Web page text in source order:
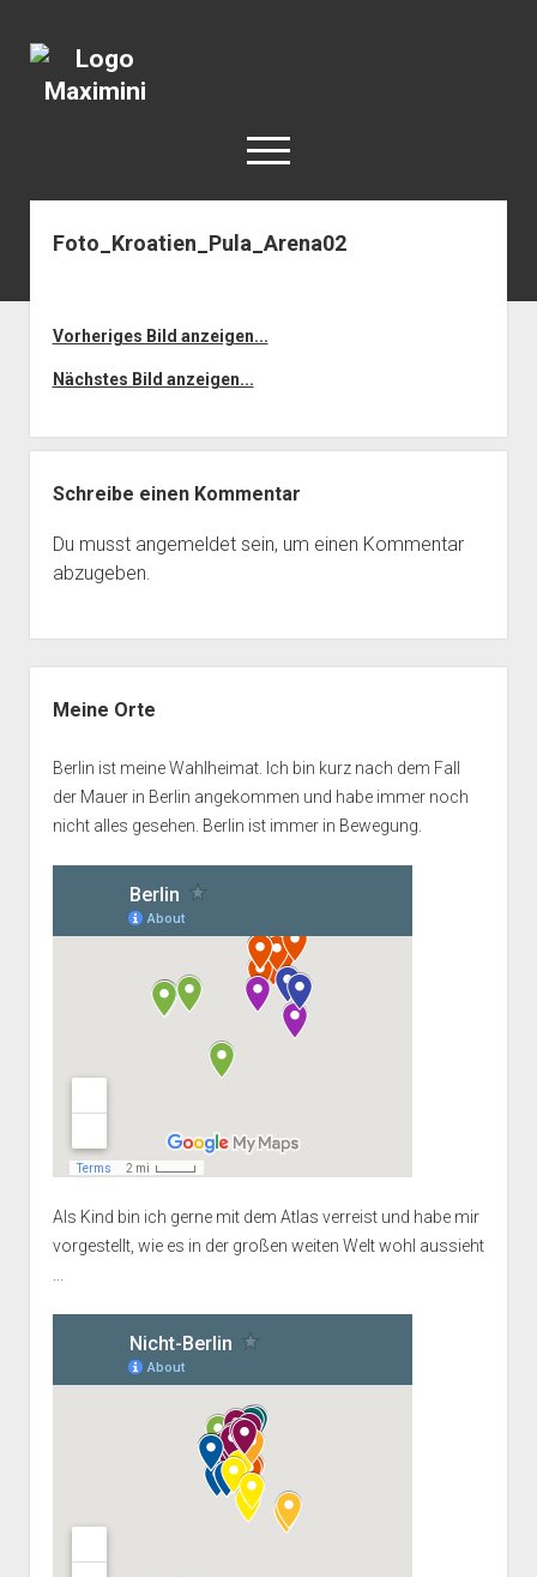
open
< work
menu
Geschichte der Stadt Berlin
Impressum
Foto_Kroatien_Pula_Arena02
Vorheriges Bild anzeigen...
Nächstes Bild anzeigen...
Schreibe einen Kommentar
Du musst angemeldetsein, um einen Kommentar
abzugeben.
Meine Orte
Berlin ist meine Wahlheimat. Ich bin kurz nach dem Fall
der Mauer in Berlin angekommen und habe immer noch
nicht alles gesehen. Berlin ist immer in Bewegung.
Als Kind bin ich gerne mit dem Atlas verreist und habe mir
vorgestellt, wie es in der großen weiten Welt wohl aussieht